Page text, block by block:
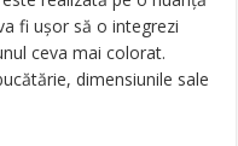
fi ușor să o integrezi
ceva mai colorat.
dimensiunile sale